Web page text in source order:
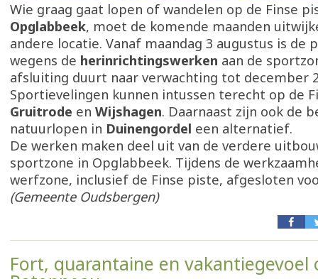
Wie graag gaat lopen of wandelen op de Finse
Opglabbeek, moet de komende maanden
andere locatie. Vanaf maandag 3 augustus is de
wegens de herinrichtingswerken aan de
afsluiting duurt naar verwachting tot december
Sportievelingen kunnen intussen terecht op de
Gruitrode en Wijshagen. Daarnaast zijn ook de
natuurlopen in Duinengordel een alternatief.
De werken maken deel uit van de verdere
sportzone in Opglabbeek. Tijdens de
werfzone, inclusief de Finse piste, afgesloten
(Gemeente Oudsbergen)
Fort, quarantaine en vakantiegevoel